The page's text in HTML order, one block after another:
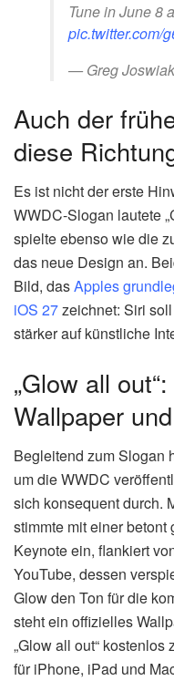
Tune in June 8
pic.twitter.com/
— Greg
Auch der
diese
Es ist nicht der erste
WWDC-Slogan lautete
spielte ebenso wie die
das neue Design an.
Bild, dasApples
iOS 27zeichnet: Siri
stärker auf künstliche
„Glow all
Wallpaper
Begleitend zum Slogan
um die WWDC
sich konsequent durch.
stimmte mit einer
Keynote ein, flankiert
YouTube, dessen
Glow den Ton für die
steht ein offizielles
„Glow all out“ kostenlos
für iPhone, iPad und